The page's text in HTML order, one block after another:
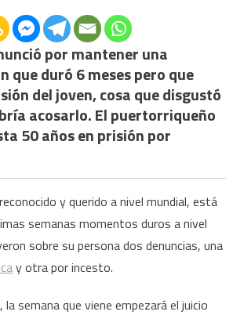
de
qué
pena
el
por mantener una
que duró 6 meses pero que
del joven, cosa que disgustó
acosarlo. El puertorriqueño
50 años en prisión por
y querido a nivel mundial, está
semanas momentos duros a nivel
sobre su persona dos denuncias, una
y otra por incesto.
semana que viene empezará el juicio